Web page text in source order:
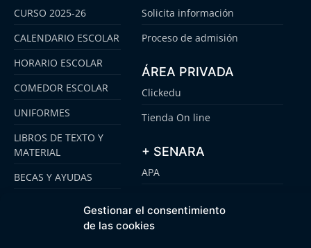
Gestionar el consentimiento
de las cookies
CURSO 2025-26
CALENDARIO ESCOLAR
HORARIO ESCOLAR
COMEDOR ESCOLAR
UNIFORMES
LIBROS DE TEXTO Y
MATERIAL
BECAS Y AYUDAS
Solicita información
Proceso de admisión
ÁREA PRIVADA
Clickedu
Tienda On line
+ SENARA
APA
SENARA SENIOR